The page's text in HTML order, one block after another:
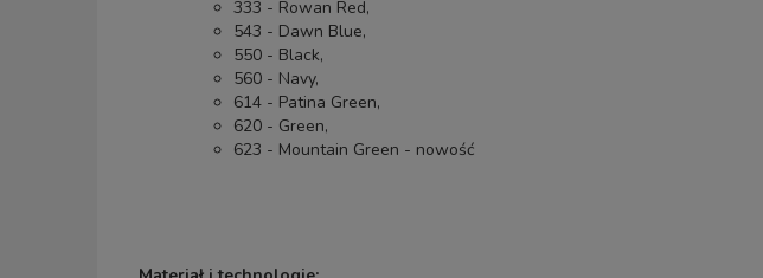
333 - Rowan Red,
543 - Dawn Blue,
550 - Black,
560 - Navy,
614 - Patina Green,
620 - Green,
623 - Mountain Green - nowość